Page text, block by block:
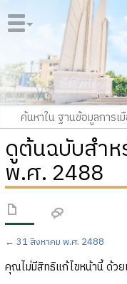
ดูต้นฉบับสำ
พ.ศ. 2488
← 31 สิงหาคม พ.ศ. 2488
คุณไม่มีสิทธิแก้ไขหน้านี้ ด้วย